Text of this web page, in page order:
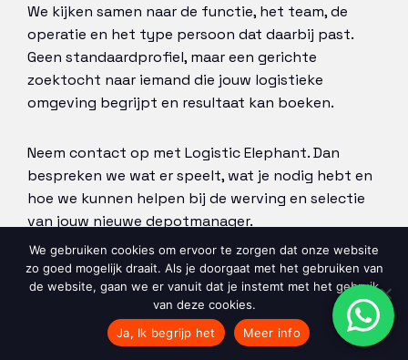
We kijken samen naar de functie, het team, de
operatie en het type persoon dat daarbij past.
Geen standaardprofiel, maar een gerichte
zoektocht naar iemand die jouw logistieke
omgeving begrijpt en resultaat kan boeken.
Neem contact op met Logistic Elephant. Dan
bespreken we wat er speelt, wat je nodig hebt en
hoe we kunnen helpen bij de werving en selectie
van jouw nieuwe depotmanager.
NEEM CONTACT OP
Lees hier meer over onzewerving en selectie in
We gebruiken cookies om ervoor te zorgen dat onze website
zo goed mogelijk draait. Als je doorgaat met het gebruiken van
de website, gaan we er vanuit dat je instemt met het gebruik
van deze cookies.
Ja, Ik begrijp het
Meer info